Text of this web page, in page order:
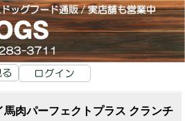
肉パーフェクトプラス クランチ